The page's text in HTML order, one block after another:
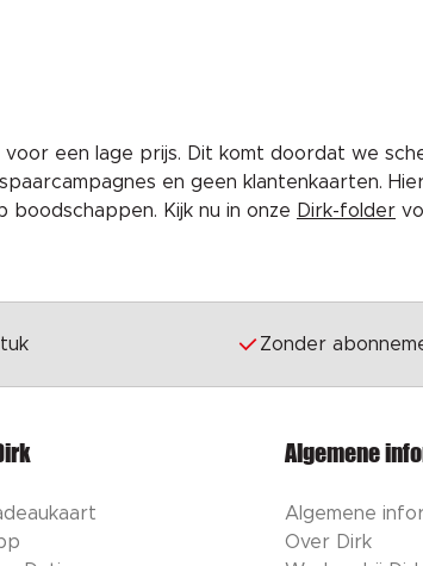
een lage prijs. Dit komt doordat we
en geen klantenkaarten.
Kijk nu in onze Dirk-folder
Zonder
Algemene
Algemene
Over Dirk